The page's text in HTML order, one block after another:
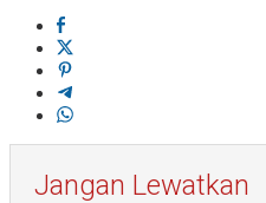
Jangan Lewatkan